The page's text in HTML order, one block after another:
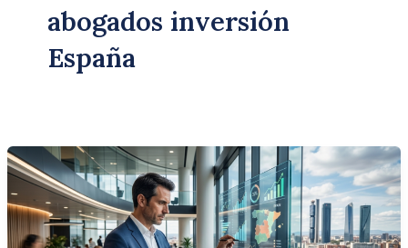
abogados inversión
España